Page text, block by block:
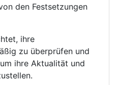
den Festsetzungen
ihre
zu überprüfen und
ihre Aktualität und